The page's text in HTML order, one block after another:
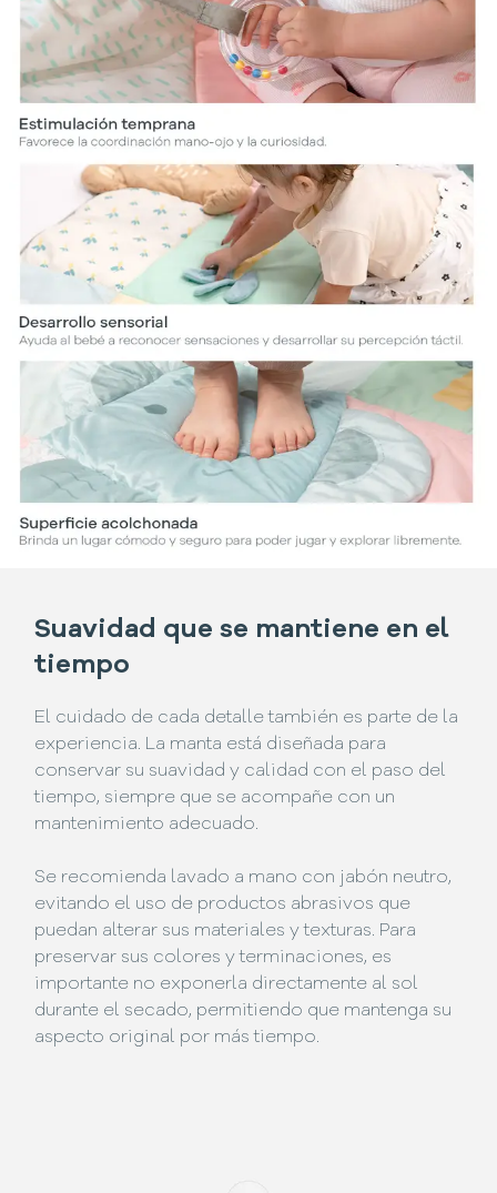
Suavidad que se mantiene en el
tiempo
El cuidado de cada detalle también es parte de la
experiencia. La manta está diseñada para
conservar su suavidad y calidad con el paso del
tiempo, siempre que se acompañe con un
mantenimiento adecuado.
Se recomienda lavado a mano con jabón neutro,
evitando el uso de productos abrasivos que
puedan alterar sus materiales y texturas. Para
preservar sus colores y terminaciones, es
importante no exponerla directamente al sol
durante el secado, permitiendo que mantenga su
aspecto original por más tiempo.